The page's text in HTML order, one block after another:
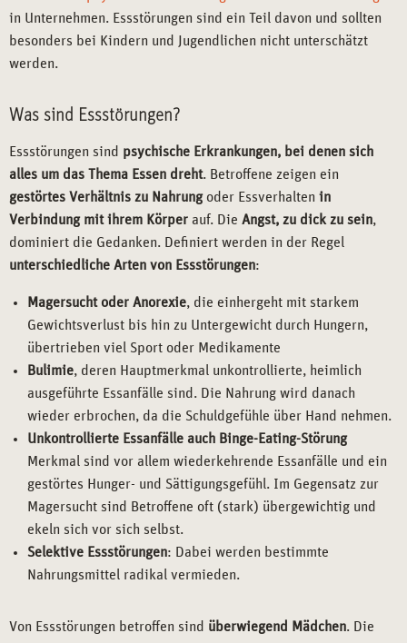
in Unternehmen. Essstörungen sind ein Teil davon und sollten
besonders bei Kindern und Jugendlichen nicht unterschätzt
werden.
Was sind Essstörungen?
Essstörungen sind psychische Erkrankungen, bei denen sich
alles um das Thema Essen dreht. Betroffene zeigen ein
gestörtes Verhältnis zu Nahrungoder Essverhalten in
Verbindung mit ihrem Körper auf. Die Angst, zu dick zu sein,
dominiert die Gedanken. Definiert werden in der Regel
unterschiedliche Arten von Essstörungen:
Magersucht oder Anorexie, die einhergeht mit starkem
Gewichtsverlust bis hin zu Untergewicht durch Hungern,
übertrieben viel Sport oder Medikamente
Bulimie, deren Hauptmerkmal unkontrollierte, heimlich
ausgeführte Essanfälle sind. Die Nahrung wird danach
wieder erbrochen, da die Schuldgefühle über Hand nehmen.
Unkontrollierte Essanfälle auch Binge-Eating-Störung
Merkmal sind vor allem wiederkehrende Essanfälle und ein
gestörtes Hunger- und Sättigungsgefühl. Im Gegensatz zur
Magersucht sind Betroffene oft (stark) übergewichtig und
ekeln sich vor sich selbst.
Selektive Essstörungen: Dabei werden bestimmte
Nahrungsmittel radikal vermieden.
Von Essstörungen betroffen sind überwiegend Mädchen. Die